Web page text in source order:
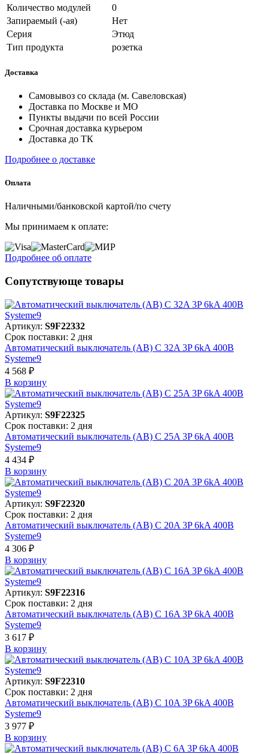
Количество модулей
0
Запираемый (-ая)
Нет
Серия
Этюд
Тип продукта
розетка
Доставка
Самовывоз со склада (м. Савеловская)
Доставка по Москве и МО
Пункты выдачи по всей России
Срочная доставка курьером
Доставка до ТК
Подробнее о доставке
Оплата
Наличными/банковской картой/по счету
Мы принимаем к оплате:
Подробнее об оплате
Сопутствующе товары
Артикул: S9F22332
Срок поставки: 2 дня
Автоматический выключатель (АВ) C 32A 3P 6kA 400В
Systeme9
4 568 ₽
В корзинy
Артикул: S9F22325
Срок поставки: 2 дня
Автоматический выключатель (АВ) C 25A 3P 6kA 400В
Systeme9
4 434 ₽
В корзинy
Артикул: S9F22320
Срок поставки: 2 дня
Автоматический выключатель (АВ) C 20A 3P 6kA 400В
Systeme9
4 306 ₽
В корзинy
Артикул: S9F22316
Срок поставки: 2 дня
Автоматический выключатель (АВ) C 16A 3P 6kA 400В
Systeme9
3 617 ₽
В корзинy
Артикул: S9F22310
Срок поставки: 2 дня
Автоматический выключатель (АВ) C 10A 3P 6kA 400В
Systeme9
3 977 ₽
В корзинy